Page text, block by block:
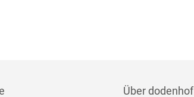
Über dodenhof